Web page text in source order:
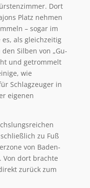
Dort
Platz nehmen
– sogar im
als gleichzeitig
Silben von „Gu-
und getrommelt
wie
Schlagzeuger in
eigenen
zu Fuß
von Baden-
Von dort brachte
zurück zum